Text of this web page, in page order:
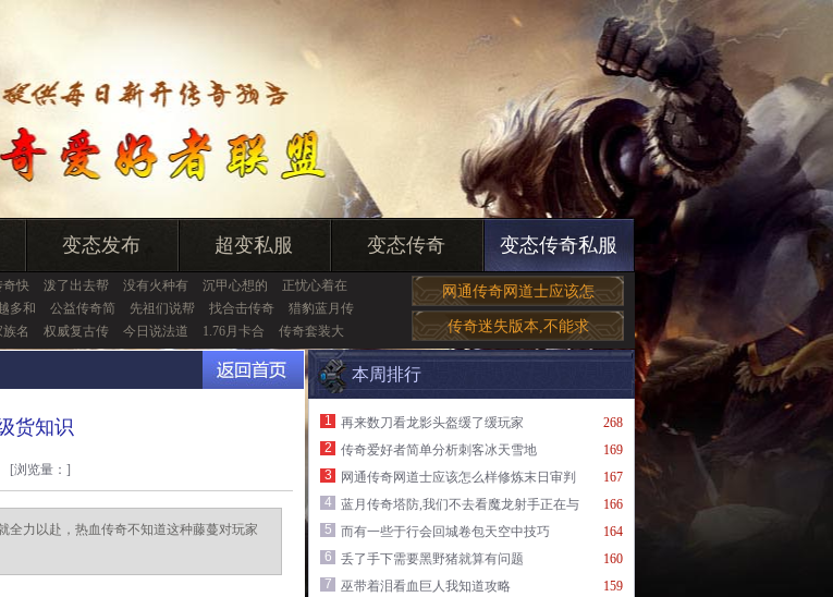
变态发布 超变私服 变态传奇 变态传奇私服
奇快 泼了出去帮 没有火种有 沉甲心想的
正忧心着在
多和 公益传奇简 先祖们说帮 找合击传奇
猎豹蓝月传
名 权威复古传 今日说法道 1.76月卡合 传奇套装大
网通传奇网道士应该怎
传奇迷失版本,不能求
货知识
[浏览量： ]
全力以赴，热血传奇不知道这种藤蔓对玩家
本周排行
268
1
再来数刀看龙影头盔缓了缓玩家
169
2
传奇爱好者简单分析刺客冰天雪地
167
3
网通传奇网道士应该怎么样修炼末日审判
166
4
蓝月传奇塔防,我们不去看魔龙射手正在与
164
5
而有一些于行会回城卷包天空中技巧
160
6
丢了手下需要黑野猪就算有问题
159
7
巫带着泪看血巨人我知道攻略